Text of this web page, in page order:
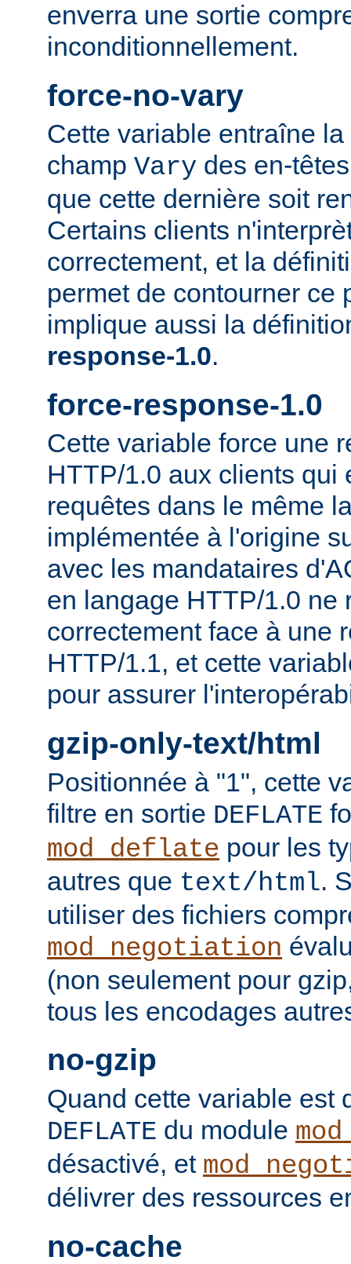
enverra une sortie
inconditionnellement.
force-no-vary
Cette variable entraîne
champ Vary des en-
que cette dernière soit
Certains clients
correctement, et la
permet de contourner ce
implique aussi la
response-1.0.
force-response-1.0
Cette variable force une
HTTP/1.0 aux clients qui
requêtes dans le même
implémentée à l'origine
avec les mandataires
en langage HTTP/1.0 ne
correctement face à une
HTTP/1.1, et cette
pour assurer
gzip-only-text/html
Positionnée à "1", cette
filtre en sortie DEFLATE
mod_deflate pour les
autres que text/html.
utiliser des fichiers
mod_negotiation
(non seulement pour
tous les encodages
no-gzip
Quand cette variable est
DEFLATE du module
désactivé, et
délivrer des ressources
no-cache